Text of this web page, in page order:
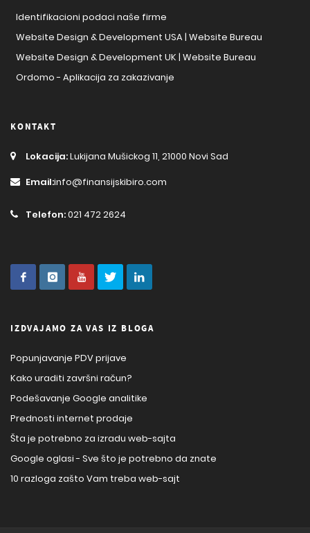
Identifikacioni podaci naše firme
Website Design & Development USA | Website Bureau
Website Design & Development UK | Website Bureau
Ordomo - Aplikacija za zakazivanje
KONTAKT
Lokacija:Lukijana Mušickog 11, 21000 Novi Sad
Email:info@finansijskibiro.com
Telefon:021 472 2624
IZDVAJAMO ZA VAS IZ BLOGA
Popunjavanje PDV prijave
Kako uraditi završni račun?
Podešavanje Google analitike
Prednosti internet prodaje
Šta je potrebno za izradu web-sajta
Google oglasi - Sve što je potrebno da znate
10 razloga zašto Vam treba web-sajt